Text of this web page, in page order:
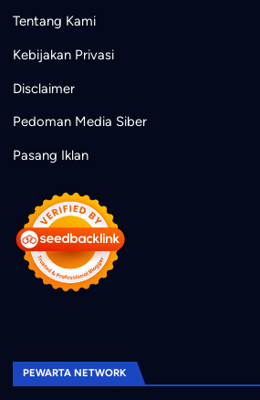
Tentang Kami
Kebijakan Privasi
Disclaimer
Pedoman Media Siber
Pasang Iklan
PEWARTA NETWORK